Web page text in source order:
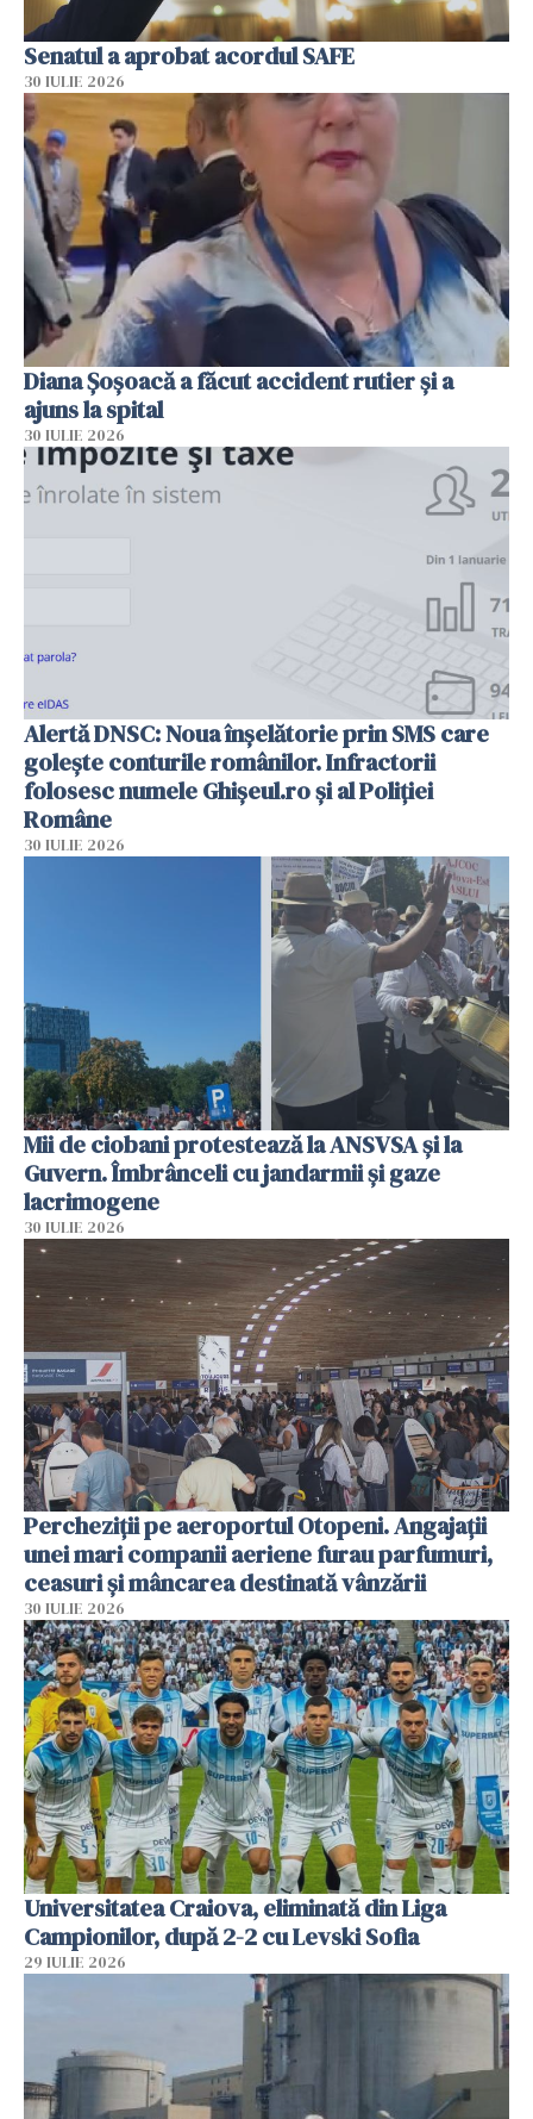
Senatul a aprobat acordul SAFE
30 IULIE 2026
Diana Șoșoacă a făcut accident rutier și a
ajuns la spital
30 IULIE 2026
Alertă DNSC: Noua înșelătorie prin SMS care
golește conturile românilor. Infractorii
folosesc numele Ghișeul.ro și al Poliției
Române
30 IULIE 2026
Mii de ciobani protestează la ANSVSA și la
Guvern. Îmbrânceli cu jandarmii și gaze
lacrimogene
30 IULIE 2026
Percheziții pe aeroportul Otopeni. Angajații
unei mari companii aeriene furau parfumuri,
ceasuri și mâncarea destinată vânzării
30 IULIE 2026
Universitatea Craiova, eliminată din Liga
Campionilor, după 2-2 cu Levski Sofia
29 IULIE 2026